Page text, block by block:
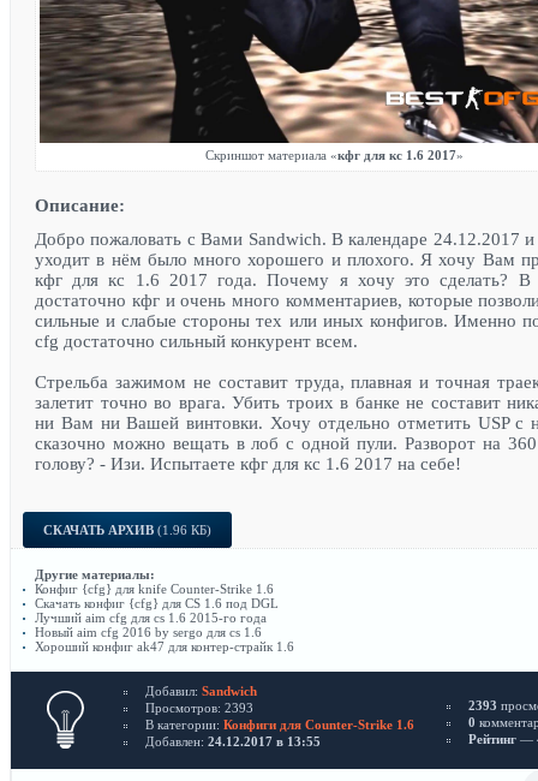
Скриншот материала «кфг для кс 1.6 2017»
Описание:
Добро пожаловать с Вами Sandwich. В календаре 24.12.2017
уходит в нём было много хорошего и плохого. Я хочу Вам
кфг для кс 1.6 2017 года. Почему я хочу это сделать?
достаточно кфг и очень много комментариев, которые
сильные и слабые стороны тех или иных конфигов. Именно
cfg достаточно сильный конкурент всем.
Стрельба зажимом не составит труда, плавная и точная
залетит точно во врага. Убить троих в банке не составит
ни Вам ни Вашей винтовки. Хочу отдельно отметить USP с
сказочно можно вещать в лоб с одной пули. Разворот на
голову? - Изи. Испытаете кфг для кс 1.6 2017 на себе!
СКАЧАТЬ АРХИВ (1.96 КБ)
Другие материалы:
Конфиг {cfg} для knife Counter-Strike 1.6
Скачать конфиг {cfg} для CS 1.6 под DGL
Лучший aim cfg для cs 1.6 2015-го года
Новый aim cfg 2016 by sergo для cs 1.6
Хороший конфиг ak47 для контер-страйк 1.6
Добавил: Sandwich
Просмотров: 2393
В категории: Конфиги для Counter-Strike 1.6
Добавлен: 24.12.2017 в 13:55
2393
0
Рейтинг —